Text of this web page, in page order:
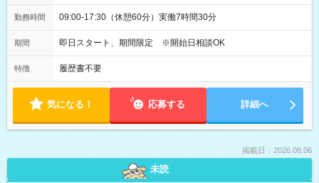
勤務時間 09:00-17:30（休憩60分）実働7時間30分
期間 即日スタート、期間限定 ※開始日相談OK
特徴 履歴書不要
気になる！ 応募する 詳細へ
掲載日：2026.08.06
未読